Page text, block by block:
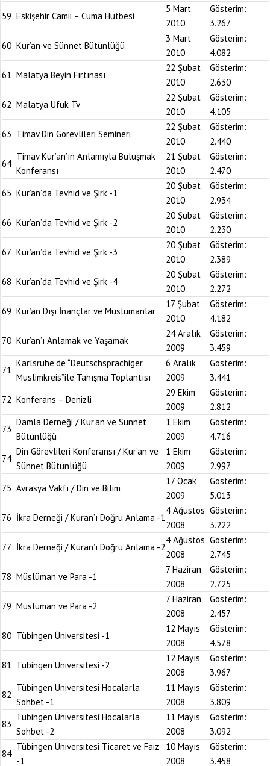
59 Eskişehir Camii – Cuma Hutbesi
5 Mart
2010
Gösterim:
3.267
60 Kur’an ve Sünnet Bütünlüğü
3 Mart
2010
Gösterim:
4.082
61 Malatya Beyin Fırtınası
22 Şubat
2010
Gösterim:
2.630
62 Malatya Ufuk Tv
22 Şubat
2010
Gösterim:
4.105
63 Timav Din Görevlileri Semineri
22 Şubat
2010
Gösterim:
2.440
64
Timav Kur’an’ın Anlamıyla Buluşmak
Konferansı
21 Şubat
2010
Gösterim:
2.470
65 Kur’an’da Tevhid ve Şirk -1
20 Şubat
2010
Gösterim:
2.934
66 Kur’an’da Tevhid ve Şirk -2
20 Şubat
2010
Gösterim:
2.230
67 Kur’an’da Tevhid ve Şirk -3
20 Şubat
2010
Gösterim:
2.389
68 Kur’an’da Tevhid ve Şirk -4
20 Şubat
2010
Gösterim:
2.272
69 Kur’an Dışı İnançlar ve Müslümanlar
17 Şubat
2010
Gösterim:
4.182
70 Kur’an’ı Anlamak ve Yaşamak
24 Aralık
2009
Gösterim:
3.459
71
Karlsruhe’de “Deutschsprachiger
Muslimkreis”ile Tanışma Toplantısı
6 Aralık
2009
Gösterim:
3.441
72 Konferans – Denizli
29 Ekim
2009
Gösterim:
2.812
73
Damla Derneği / Kur’an ve Sünnet
Bütünlüğü
1 Ekim
2009
Gösterim:
4.716
74
Din Görevlileri Konferansı / Kur’an ve
Sünnet Bütünlüğü
1 Ekim
2009
Gösterim:
2.997
75 Avrasya Vakfı / Din ve Bilim
17 Ocak
2009
Gösterim:
5.013
76 İkra Derneği / Kuran’ı Doğru Anlama -1
4 Ağustos
2008
Gösterim:
3.222
77 İkra Derneği / Kuran’ı Doğru Anlama -2
4 Ağustos
2008
Gösterim:
2.745
78 Müslüman ve Para -1
7 Haziran
2008
Gösterim:
2.725
79 Müslüman ve Para -2
7 Haziran
2008
Gösterim:
2.457
80 Tübingen Üniversitesi -1
12 Mayıs
2008
Gösterim:
4.578
81 Tübingen Üniversitesi -2
12 Mayıs
2008
Gösterim:
3.967
82
Tübingen Üniversitesi Hocalarla
Sohbet -1
11 Mayıs
2008
Gösterim:
3.809
83
Tübingen Üniversitesi Hocalarla
Sohbet -2
11 Mayıs
2008
Gösterim:
3.092
84
Tübingen Üniversitesi Ticaret ve Faiz
-1
10 Mayıs
2008
Gösterim:
3.458